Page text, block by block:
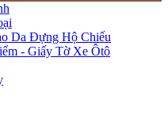
Da Đựng Hộ Chiếu
- Giấy Tờ Xe Ôtô